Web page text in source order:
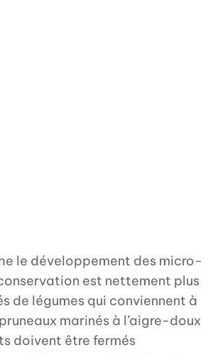
le développement des micro-
est nettement plus
de légumes qui conviennent à
marinés à l’aigre-doux
doivent être fermés